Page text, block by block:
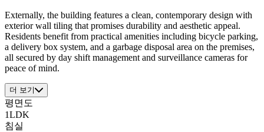
Externally, the building features a clean, contemporary design with
exterior wall tiling that promises durability and aesthetic appeal.
Residents benefit from practical amenities including bicycle parking,
a delivery box system, and a garbage disposal area on the premises,
all secured by day shift management and surveillance cameras for
peace of mind.
더 보기
평면도
1LDK
침실